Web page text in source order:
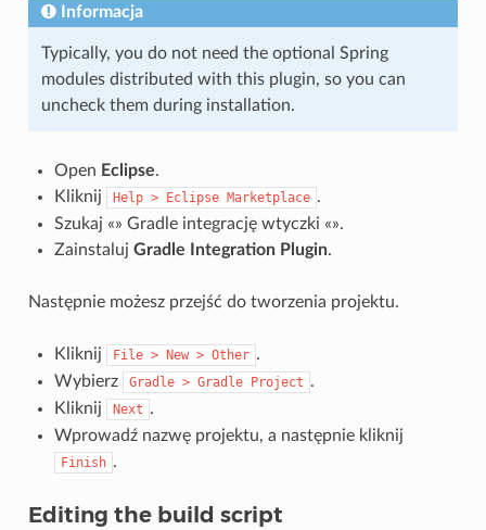
Informacja
Typically, you do not need the optional Spring
modules distributed with this plugin, so you can
uncheck them during installation.
Open Eclipse.
Kliknij
Help > Eclipse Marketplace .
Szukaj «» Gradle integrację wtyczki «».
Zainstaluj Gradle Integration Plugin.
Następnie możesz przejść do tworzenia projektu.
Kliknij File > New > Other .
Wybierz
Gradle > Gradle Project .
Kliknij
Next .
Wprowadź nazwę projektu, a następnie kliknij
Finish .
Editing the build script